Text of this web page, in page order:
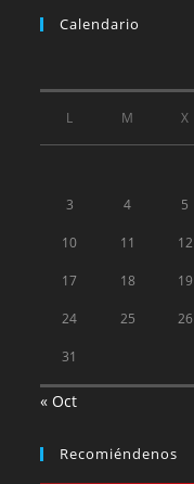
Calendario
L M X
3 4 5
10 11 12
17 18 19
24 25 26
31
« Oct
Recomiéndenos